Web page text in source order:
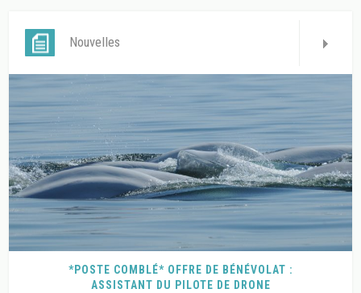
Nouvelles
*POSTE COMBLÉ* OFFRE DE BÉNÉVOLAT :
ASSISTANT DU PILOTE DE DRONE